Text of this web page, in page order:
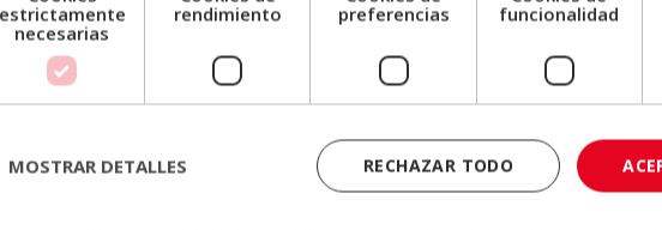
1.920,00€.480,00€.
2.380,00€.595,00€.
estrictamente
necesarias
rendimiento
preferencias
funcionalidad
RECHAZAR TODO
MOSTRAR DETALLES